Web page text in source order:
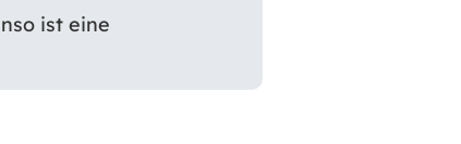
ist eine